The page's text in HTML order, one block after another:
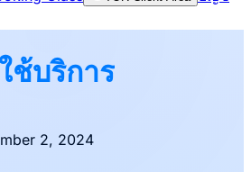
ช้บริการ
2, 2024